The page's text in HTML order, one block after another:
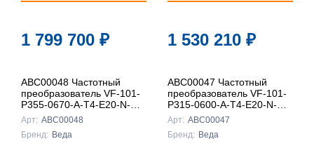
1 799 700 ₽
ABC00048 Частотный
преобразователь VF-101-
P355-0670-A-T4-E20-N-H-
D
Арт: ABC00048
Бренд: Веда
1 530 210 ₽
ABC00047 Частотный
преобразователь VF-101-
P315-0600-A-T4-E20-N-H-
D
Арт: ABC00047
Бренд: Веда